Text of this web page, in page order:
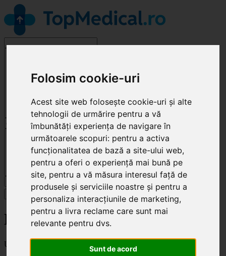
Folosim cookie-uri
Acest site web folosește cookie-uri și alte
tehnologii de urmărire pentru a vă
îmbunătăți experiența de navigare în
următoarele scopuri: pentru a activa
funcționalitatea de bază a site-ului web,
pentru a oferi o experiență mai bună pe
site, pentru a vă măsura interesul față de
produsele și serviciile noastre și pentru a
personaliza interacțiunile de marketing,
pentru a livra reclame care sunt mai
relevante pentru dvs.
Sunt de acord
Specialități
ENA DENT
Ultima actualizare: 03.06.2025